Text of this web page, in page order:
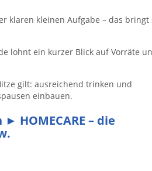
klaren kleinen Aufgabe – das bringt
lohnt ein kurzer Blick auf Vorräte
gilt: ausreichend trinken und
einbauen.
HOMECARE – die